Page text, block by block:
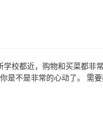
校都近，购物和买菜都非
是不是非常的心动了。 需要